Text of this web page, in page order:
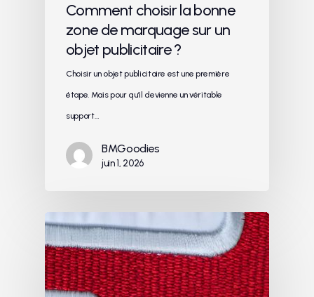
Comment choisir la bonne
zone de marquage sur un
objet publicitaire ?
Choisir un objet publicitaire est une première
étape. Mais pour qu’il devienne un véritable
support…
BMGoodies
juin 1, 2026